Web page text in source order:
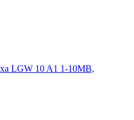
LGW 10 A1 1-10MB,